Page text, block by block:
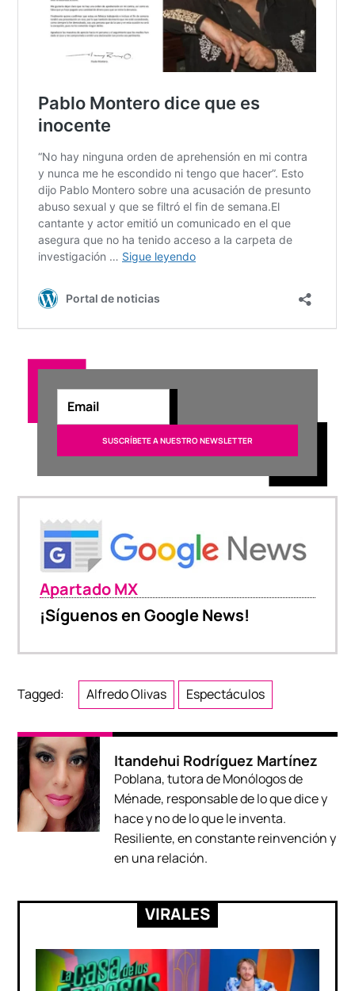
Apartado MX
¡Síguenos en Google News!
Tagged: Alfredo Olivas Espectáculos
Itandehui Rodríguez Martínez
Poblana, tutora de Monólogos de
Ménade, responsable de lo que dice y
hace y no de lo que le inventa.
Resiliente, en constante reinvención y
en una relación.
VIRALES